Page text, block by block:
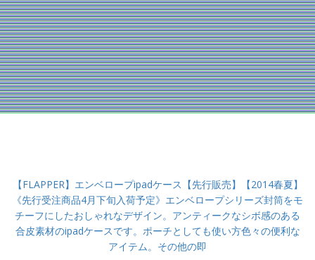
【FLAPPER】エンベロープipadケース【先行販売】【2014春夏】
《先行受注商品4月下旬入荷予定》エンベロープシリーズ封筒をモ
チーフにしたおしゃれなデザイン。アンティークなシボ感のある
合皮素材のipadケースです。ポーチとしても使い方色々の便利な
アイテム。その他の即